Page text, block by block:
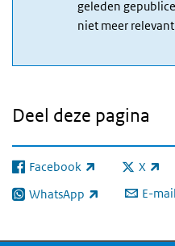
geleden
niet meer
Deel deze pagina
Facebook
(externe link) X
(externe
WhatsApp
(externe link) E-mail